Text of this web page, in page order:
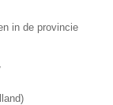
in de provincie
)